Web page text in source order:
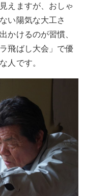
えますが、おしゃ
い陽気な大工さ
かけるのが習慣、
飛ばし大会」で優
人です。